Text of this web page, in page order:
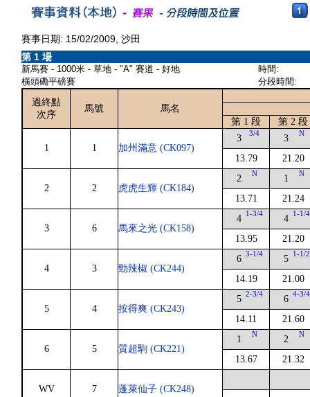
賽事日期: 15/02/2009, 沙田
第 1 場
新馬賽 - 1000米 - 草地 - "A" 賽道 - 好地
橫頭磡平磅賽
時間:
分段時間:
過終點
次序
馬號
馬名
第 1 段
第 2 段
1 1 加州滿意 (CK097)
3 3/4
13.79
3 N
21.20
2 2 虎虎生輝 (CK184)
2 N
13.71
1 N
21.24
3 6 馬來之光 (CK158)
4 1-3/4
13.95
4 1-1/4
21.20
4 3 勁辣椒 (CK244)
6 3-1/4
14.19
5 1-1/2
21.00
5 4 按得爽 (CK243)
5 2-3/4
14.11
6 4-3/4
21.60
6 5 質超駒 (CK221)
1 N
13.67
2 N
21.32
WV 7 蓬萊仙子 (CK248)